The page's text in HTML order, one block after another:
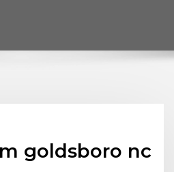
goldsboro nc